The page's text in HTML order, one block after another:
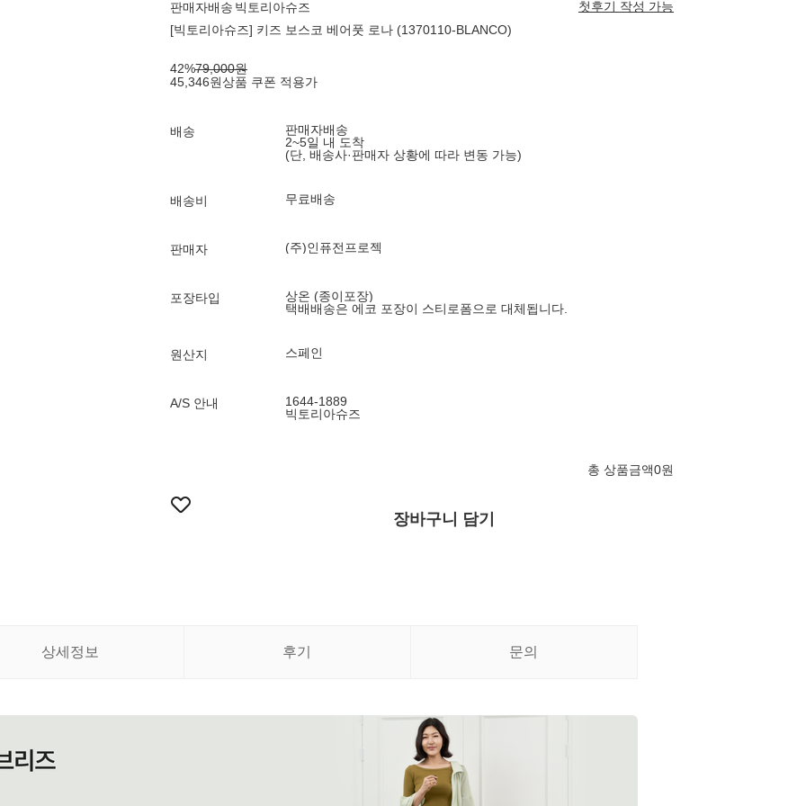
판매자배송 빅토리아슈즈
첫후기 작성 가능
[빅토리아슈즈] 키즈 보스코 베어풋 로나 (1370110-BLANCO)
42%79,000원
45,346원상품 쿠폰 적용가
배송
판매자배송
2~5일 내 도착
(단, 배송사·판매자 상황에 따라 변동 가능)
배송비 무료배송
판매자 (주)인퓨전프로젝
포장타입
상온 (종이포장)
택배배송은 에코 포장이 스티로폼으로 대체됩니다.
원산지 스페인
A/S 안내
1644-1889
빅토리아슈즈
총 상품금액0원
장바구니 담기
상세정보 후기 문의